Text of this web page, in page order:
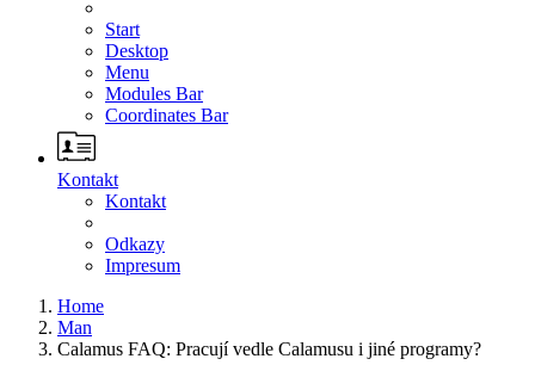
Start
Desktop
Menu
Modules Bar
Coordinates Bar
Kontakt
Kontakt
Odkazy
Impresum
Home
Man
Calamus FAQ: Pracují vedle Calamusu i jiné programy?